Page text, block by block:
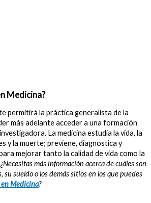
Medicina?
permitirá la práctica generalista de la
más adelante acceder a una formación
La medicina estudia la vida, la
y la muerte; previene, diagnostica y
mejorar tanto la calidad de vida como la
¿Necesitas más información acerca de cuáles son
su sueldo o los demás sitios en los que puedes
Medicina?